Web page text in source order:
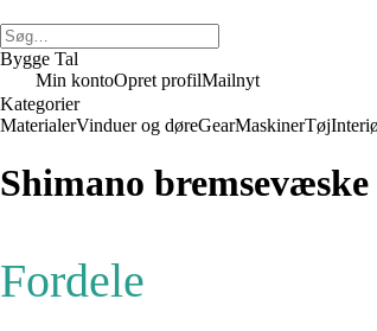
Bygge Tal
Min kontoOpret profilMailnyt
Kategorier
MaterialerVinduer og døreGearMaskinerTøj
Shimano
Fordele